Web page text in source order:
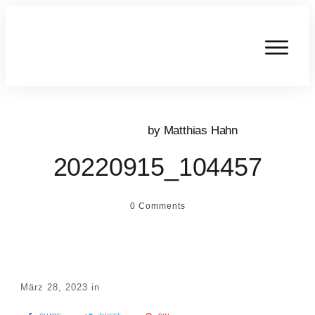
by Matthias Hahn
20220915_104457
0 Comments
März 28, 2023 in